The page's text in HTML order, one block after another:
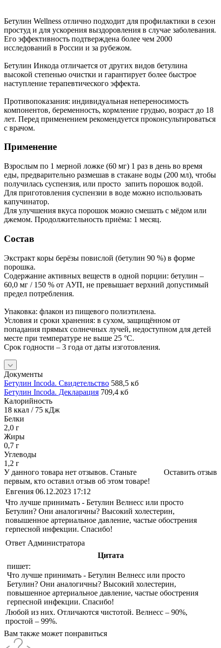
Бетулин Wellness отлично подходит для профилактики в сезон
простуд и для ускорения выздоровления в случае заболевания.
Его эффективность подтверждена более чем 2000
исследований в России и за рубежом.
Бетулин Инкода отличается от других видов бетулина
высокой степенью очистки и гарантирует более быстрое
наступление терапевтического эффекта.
Противопоказания: индивидуальная непереносимость
компонентов, беременность, кормление грудью, возраст до 18
лет. Перед применением рекомендуется проконсультироваться
с врачом.
Применение
Взрослым по 1 мерной ложке (60 мг) 1 раз в день во время
еды, предварительно размешав в стакане воды (200 мл), чтобы
получилась суспензия, или просто запить порошок водой.
Для приготовления суспензии в воде можно использовать
капучинатор.
Для улучшения вкуса порошок можно смешать с мёдом или
джемом. Продолжительность приёма: 1 месяц.
Состав
Экстракт коры берёзы повислой (бетулин 90 %) в форме
порошка.
Содержание активных веществ в одной порции: бетулин –
60,0 мг / 150 % от АУП, не превышает верхний допустимый
предел потребления.
Упаковка: флакон из пищевого полиэтилена.
Условия и сроки хранения: в сухом, защищённом от
попадания прямых солнечных лучей, недоступном для детей
месте при температуре не выше 25 °C.
Срок годности – 3 года от даты изготовления.
Документы
Бетулин Incoda. Свидетельство 588,5 кб
Бетулин Incoda. Декларация 709,4 кб
Калорийность
18 ккал / 75 кДж
Белки
2,0 г
Жиры
0,7 г
Углеводы
1,2 г
Оставить отзыв
У данного товара нет отзывов. Станьте
первым, кто оставил отзыв об этом товаре!
Евгения 06.12.2023 17:12
Что лучше принимать - Бетулин Велнесс или просто
Бетулин? Они аналогичны? Высокий холестерин,
повышенное артериальное давление, частые обострения
герпесной инфекции. Спасибо!
Ответ Администратора
Цитата
пишет:
Что лучше принимать - Бетулин Велнесс или просто
Бетулин? Они аналогичны? Высокий холестерин,
повышенное артериальное давление, частые обострения
герпесной инфекции. Спасибо!
Любой из них. Отличаются чистотой. Велнесс – 90%,
простой – 99%.
Вам также может понравиться